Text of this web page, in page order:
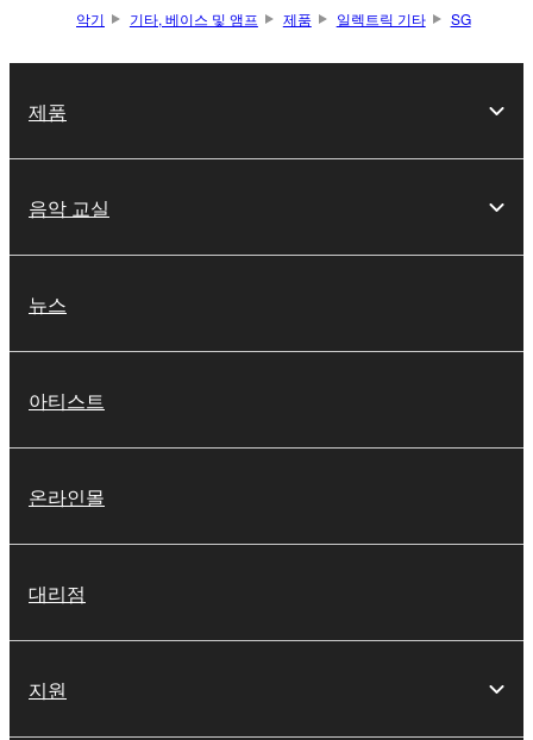
악기 기타, 베이스 및 앰프 제품 일렉트릭 기타 SG
제품
음악 교실
뉴스
아티스트
온라인몰
대리점
지원